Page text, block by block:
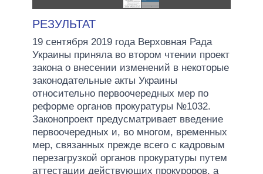
РЕЗУЛЬТАТ
19 сентября 2019 года Верховная Рада
Украины приняла во втором чтении проект
закона о внесении изменений в некоторые
законодательные акты Украины
относительно первоочередных мер по
реформе органов прокуратуры №1032.
Законопроект предусматривает введение
первоочередных и, во многом, временных
мер, связанных прежде всего с кадровым
перезагрузкой органов прокуратуры путем
аттестации действующих прокуроров, а